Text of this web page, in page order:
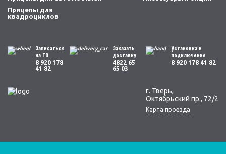
Прицепы для
квадроциклов
Записаться
на ТО
8 920 178
41 82
Заказать
доставку
4822 65
65 03
Установка и
подключение
8 920 178 41 82
г. Тверь,
Октябрьский пр., 72/2
Карта проезда